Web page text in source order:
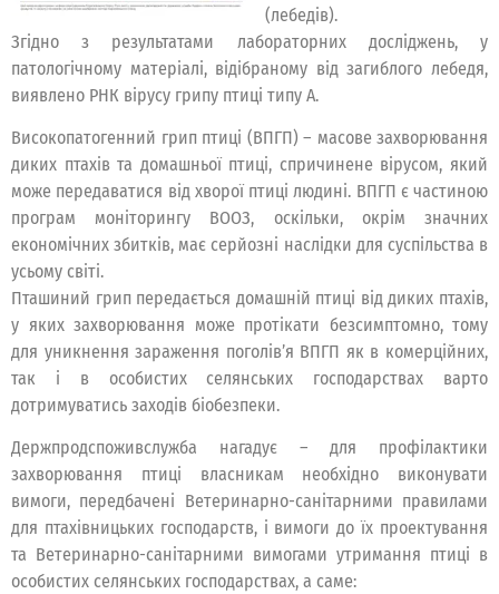
(лебедів).
Згідно з результатами лабораторних досліджень, у
патологічному матеріалі, відібраному від загиблого лебедя,
виявлено РНК вірусу грипу птиці типу А.
Високопатогенний грип птиці (ВПГП) – масове захворювання
диких птахів та домашньої птиці, спричинене вірусом, який
може передаватися від хворої птиці людині. ВПГП є частиною
програм моніторингу ВООЗ, оскільки, окрім значних
економічних збитків, має серйозні наслідки для суспільства в
усьому світі.
Пташиний грип передається домашній птиці від диких птахів,
у яких захворювання може протікати безсимптомно, тому
для уникнення зараження поголів’я ВПГП як в комерційних,
так і в особистих селянських господарствах варто
дотримуватись заходів біобезпеки.
Держпродспоживслужба нагадує – для профілактики
захворювання птиці власникам необхідно виконувати
вимоги, передбачені Ветеринарно-санітарними правилами
для птахівницьких господарств, і вимоги до їх проектування
та Ветеринарно-санітарними вимогами утримання птиці в
особистих селянських господарствах, а саме: